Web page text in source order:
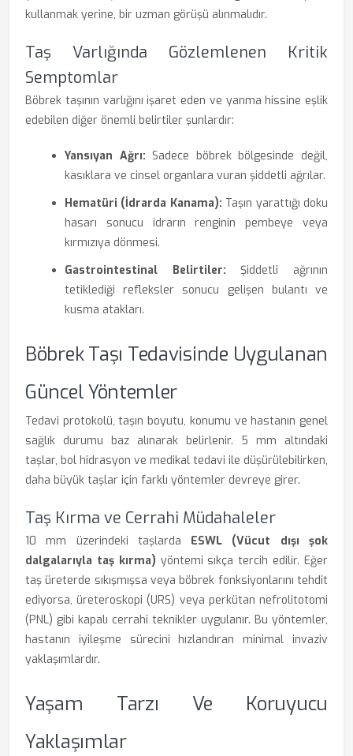
kullanmak yerine, bir uzman görüşü alınmalıdır.
Taş Varlığında Gözlemlenen Kritik
Semptomlar
Böbrek taşının varlığını işaret eden ve yanma hissine eşlik
edebilen diğer önemli belirtiler şunlardır:
Yansıyan Ağrı: Sadece böbrek bölgesinde değil,
kasıklara ve cinsel organlara vuran şiddetli ağrılar.
Hematüri (İdrarda Kanama): Taşın yarattığı doku
hasarı sonucu idrarın renginin pembeye veya
kırmızıya dönmesi.
Gastrointestinal Belirtiler: Şiddetli ağrının
tetiklediği refleksler sonucu gelişen bulantı ve
kusma atakları.
Böbrek Taşı Tedavisinde Uygulanan
Güncel Yöntemler
Tedavi protokolü, taşın boyutu, konumu ve hastanın genel
sağlık durumu baz alınarak belirlenir. 5 mm altındaki
taşlar, bol hidrasyon ve medikal tedavi ile düşürülebilirken,
daha büyük taşlar için farklı yöntemler devreye girer.
Taş Kırma ve Cerrahi Müdahaleler
10 mm üzerindeki taşlarda ESWL (Vücut dışı şok
dalgalarıyla taş kırma) yöntemi sıkça tercih edilir. Eğer
taş üreterde sıkışmışsa veya böbrek fonksiyonlarını tehdit
ediyorsa, üreteroskopi (URS) veya perkütan nefrolitotomi
(PNL) gibi kapalı cerrahi teknikler uygulanır. Bu yöntemler,
hastanın iyileşme sürecini hızlandıran minimal invaziv
yaklaşımlardır.
Yaşam Tarzı Ve Koruyucu
Yaklaşımlar